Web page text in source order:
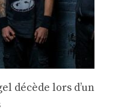
décède lors d’un